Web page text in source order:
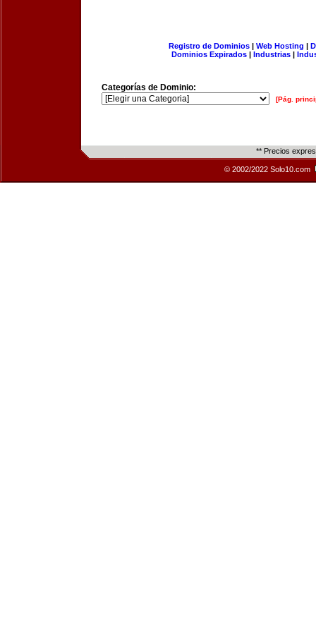
Registro de Dominios| Web Hosting |
Dominios Expirados | Industrias |
Categorías de Dominio:
[Pág.
** Precios
© 2002/2022 Solo10.com